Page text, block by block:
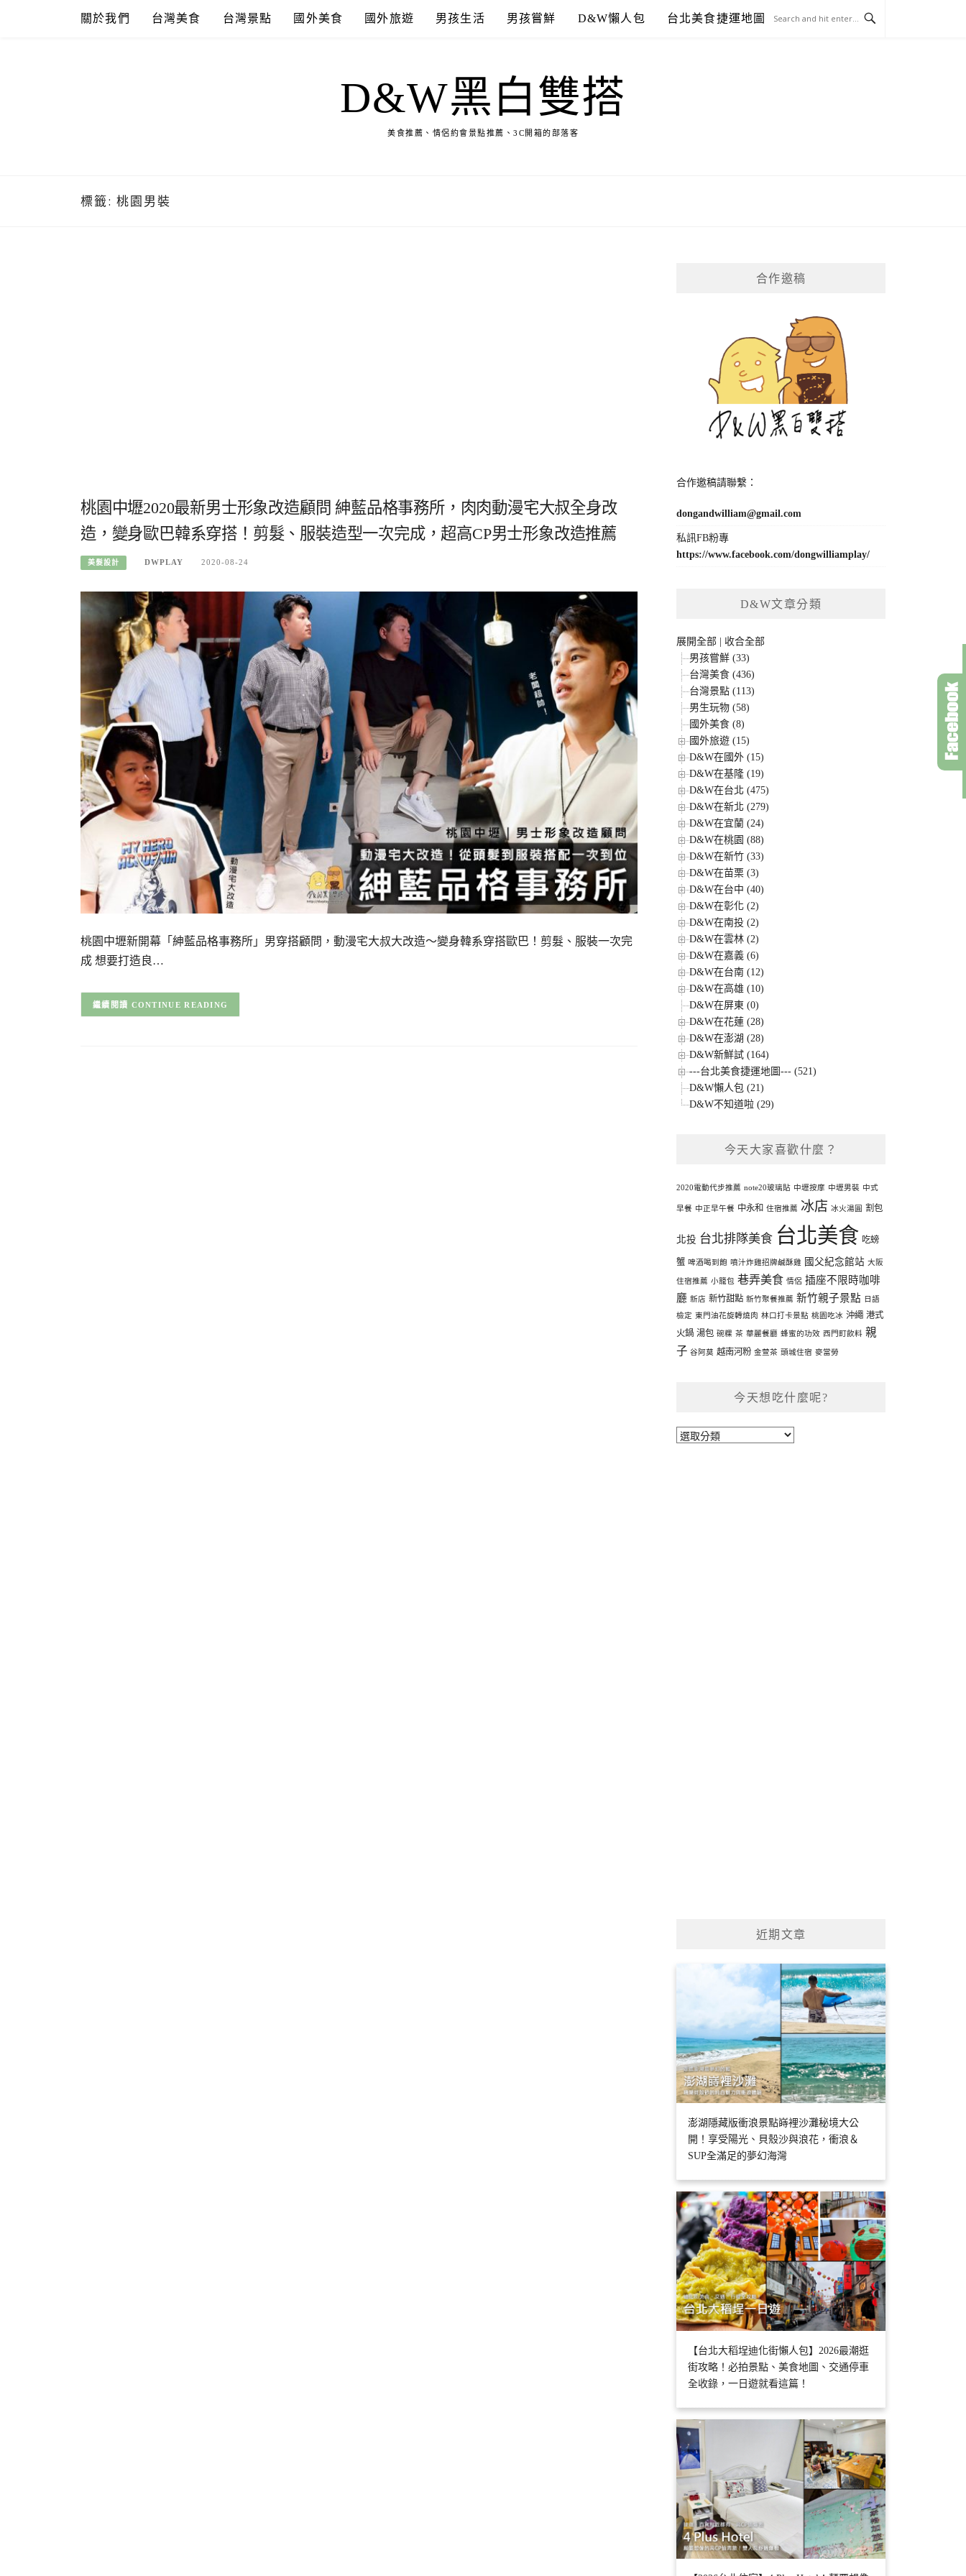
關於我們 台灣美食 台灣景點 國外美食 國外旅遊 男孩生活 男孩嘗鮮 D&W懶人包 台北美食捷運地圖
D&W黑白雙搭
美食推薦、情侶約會景點推薦、3C開箱的部落客
標籤: 桃園男裝
桃園中壢2020最新男士形象改造顧問 紳藍品格事務所，肉肉動漫宅大叔全身改
造，變身歐巴韓系穿搭！剪髮、服裝造型一次完成，超高CP男士形象改造推薦
美髮設計 DWPLAY 2020-08-24
桃園中壢新開幕「紳藍品格事務所」男穿搭顧問，動漫宅大叔大改造～變身韓系穿搭歐巴！剪髮、服裝一次完
成 想要打造良…
CONTINUE READING
合作邀稿
合作邀稿請聯繫：
dongandwilliam@gmail.com
私訊FB粉專
https://www.facebook.com/dongwilliamplay/
D&W文章分類
展開全部
收合全部
男孩嘗鮮 (33)
台灣美食 (436)
台灣景點 (113)
男生玩物 (58)
國外美食 (8)
國外旅遊 (15)
D&W在國外 (15)
D&W在基隆 (19)
D&W在台北 (475)
D&W在新北 (279)
D&W在宜蘭 (24)
D&W在桃園 (88)
D&W在新竹 (33)
D&W在苗栗 (3)
D&W在台中 (40)
D&W在彰化 (2)
D&W在南投 (2)
D&W在雲林 (2)
D&W在嘉義 (6)
D&W在台南 (12)
D&W在高雄 (10)
D&W在屏東 (0)
D&W在花蓮 (28)
D&W在澎湖 (28)
D&W新鮮試 (164)
---台北美食捷運地圖--- (521)
D&W懶人包 (21)
D&W不知道啦 (29)
今天大家喜歡什麼？
2020電動代步推薦 note20玻璃貼 中壢按摩 中壢男裝 中式
早餐 中正早午餐 中永和 住宿推薦 冰店 冰火湯圓 割包
北投 台北排隊美食 台北美食 吃螃
蟹 啤酒喝到飽 噴汁炸雞招牌鹹酥雞 國父紀念館站 大阪
住宿推薦 小籠包 巷弄美食 情侶 插座不限時咖啡
廳 新店 新竹甜點 新竹聚餐推薦 新竹親子景點 日語
檢定 東門油花旋轉燒肉 林口打卡景點 桃園吃冰 沖繩 港式
火鍋 湯包 碗粿 茶 華麗餐廳 蜂蜜的功效 西門町飲料 親
子 谷阿莫 越南河粉 金萱茶 頭城住宿 麥當勞
今天想吃什麼呢?
今
近期文章
澎湖隱藏版衝浪景點嵵裡沙灘秘境大公
開！享受陽光、貝殼沙與浪花，衝浪＆
SUP全滿足的夢幻海灣
【台北大稻埕迪化街懶人包】2026最潮逛
街攻略！必拍景點、美食地圖、交通停車
全收錄，一日遊就看這篇！